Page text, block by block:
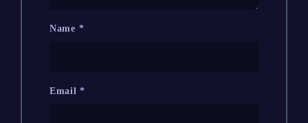
Name *
Email*